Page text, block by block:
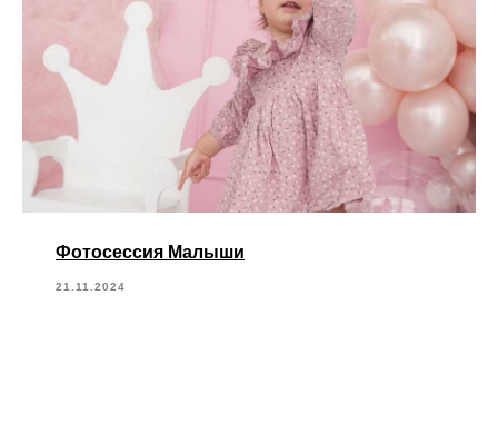
Фотосессия Малыши
21.11.2024